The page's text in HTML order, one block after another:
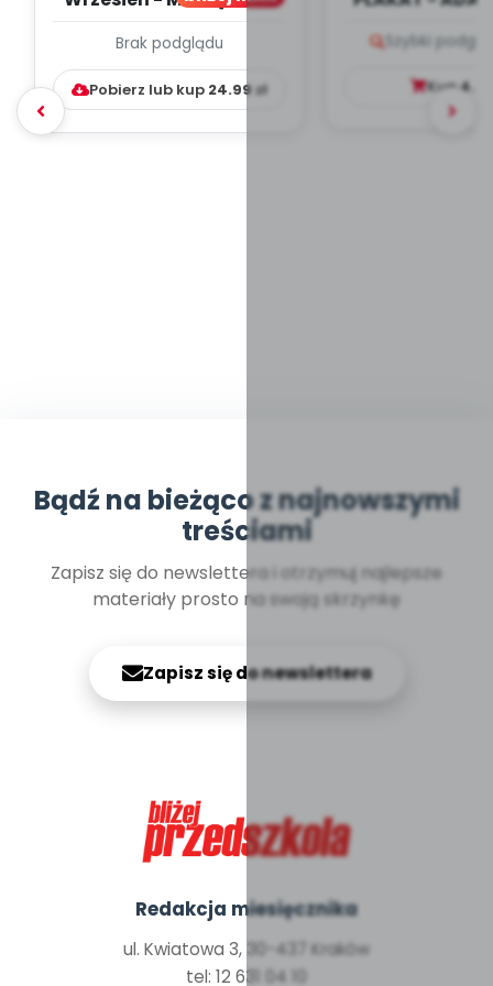
WYCHOWAWCZO –
DYDAKTYC...
Brak podglądu
Pobierz lub kup 24.99 zł
Szybki
Kup
Bądź na bieżąco z najnowszymi
treściami
Zapisz się do newslettera i otrzymuj najlepsze
materiały prosto na swoją skrzynkę
Zapisz się do newslettera
Redakcja miesięcznika
ul. Kwiatowa 3, 30-437 Kraków
tel: 12 631 04 10